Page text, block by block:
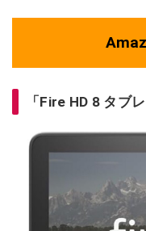
「Fire HD 8 タブレ